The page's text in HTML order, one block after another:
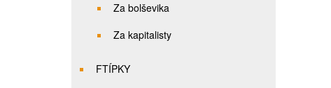
Za bolševika
Za kapitalisty
FTÍPKY